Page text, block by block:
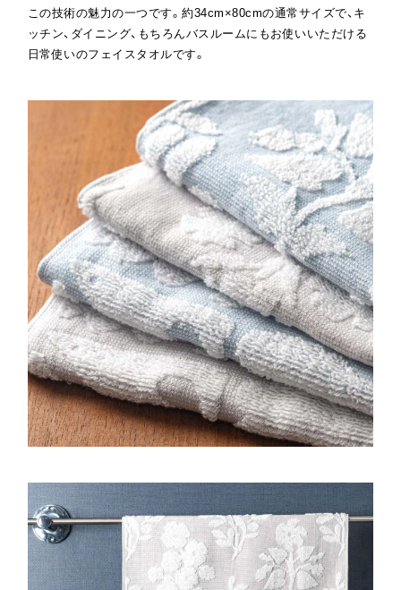
この技術の魅力の一つです。約34cm×80cmの通常サイズで、キ
ッチン、ダイニング、もちろんバスルームにもお使いいただける
日常使いのフェイスタオルです。